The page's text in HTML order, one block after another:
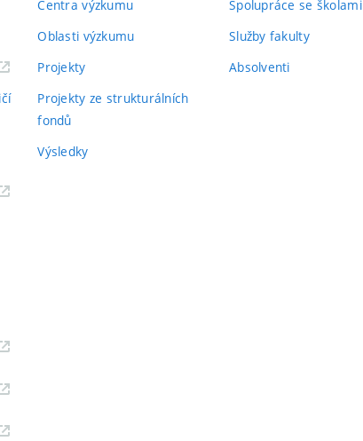
Centra výzkumu
Oblasti výzkumu
Projekty
Projekty ze strukturálních
fondů
Výsledky
Spolupráce se školami
Služby fakulty
Absolventi